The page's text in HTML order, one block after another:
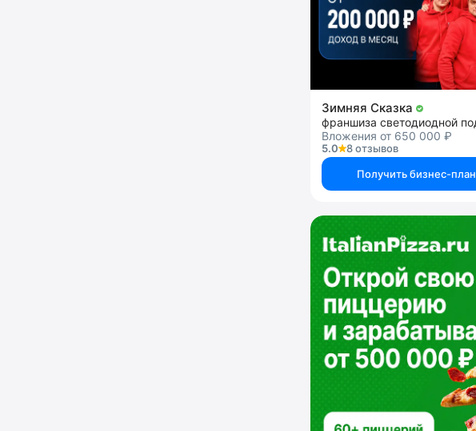
Зимняя Сказка
Вложения от 650 000 ₽
5.0
8 отзывов
Получить бизнес-план